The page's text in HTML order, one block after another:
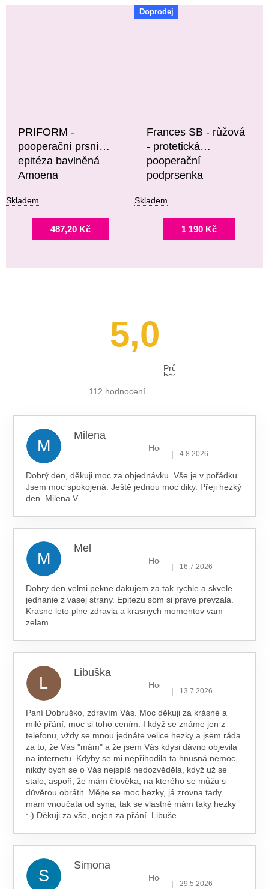
PRIFORM -
pooperační prsní
epitéza bavlněná
Amoena
Skladem
487,20 Kč
Doprodej
Frances SB - růžová
- protetická
pooperační
podprsenka
Skladem
1 190 Kč
5,0
Průměrné
hodnocení
112 hodnocení
M
Milena
Hodnocení obchodu je 5 z 5
| 4.8.2026
Dobrý den, děkuji moc za objednávku. Vše je v pořádku.
Jsem moc spokojená. Ještě jednou moc diky. Přeji hezký
den. Milena V.
M
Mel
Hodnocení obchodu je 5 z 5
| 16.7.2026
Dobry den velmi pekne dakujem za tak rychle a skvele
jednanie z vasej strany. Epitezu som si prave prevzala.
Krasne leto plne zdravia a krasnych momentov vam
zelam
L
Libuška
Hodnocení obchodu je 5 z 5
| 13.7.2026
Paní Dobruško, zdravím Vás. Moc děkuji za krásné a
milé přání, moc si toho cením. I když se známe jen z
telefonu, vždy se mnou jednáte velice hezky a jsem ráda
za to, že Vás "mám" a že jsem Vás kdysi dávno objevila
na internetu. Kdyby se mi nepřihodila ta hnusná nemoc,
nikdy bych se o Vás nejspíš nedozvěděla, když už se
stalo, aspoň, že mám člověka, na kterého se můžu s
důvěrou obrátit. Mějte se moc hezky, já zrovna tady
mám vnoučata od syna, tak se vlastně mám taky hezky
:-) Děkuji za vše, nejen za přání. Libuše.
S
Simona
Hodnocení obchodu je 5 z 5
| 29.5.2026